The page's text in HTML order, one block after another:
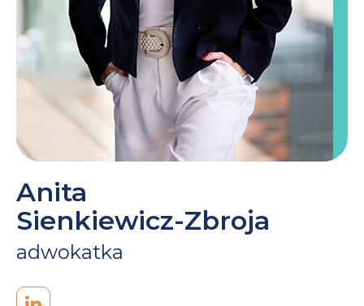
Anita
Sienkiewicz-Zbroja
adwokatka